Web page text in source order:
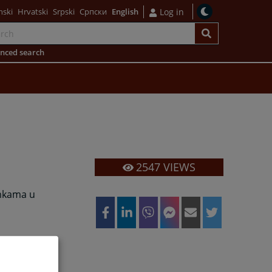
Hrvatski Srpski Српски English Log in
search
u
2547 VIEWS